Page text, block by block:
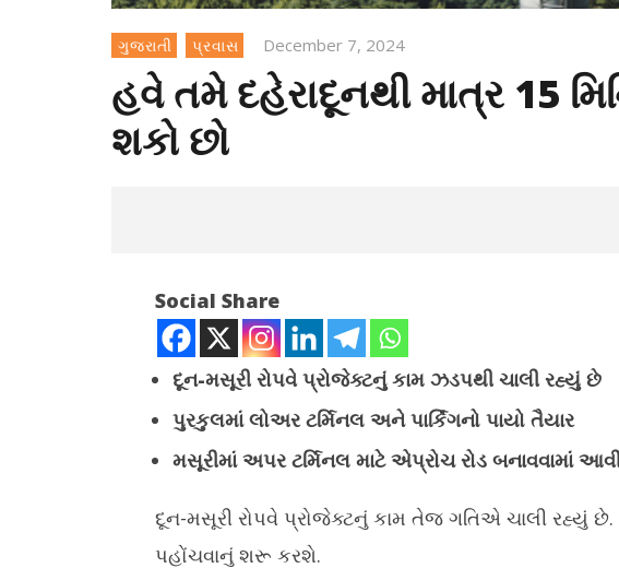
ગુજરાતી પ્રવાસ December 7, 2024
હવે તમે દહેરાદૂનથી માત્ર 15
શકો છો
મસૂરી પહોંચી શકો છો
December
7, 2024
હરિયાણાના સાંસદો સાથે સંવાદ કર્યો
Social Share
દૂન-મસૂરી રોપવે પ્રોજેક્ટનું કામ ઝડપથી ચાલી રહ્યું છે
પુરકુલમાં લોઅર ટર્મિનલ અને પાર્કિંગનો પાયો તૈયાર
મસૂરીમાં અપર ટર્મિનલ માટે એપ્રોચ રોડ બનાવવામાં
દૂન-મસૂરી રોપવે પ્રોજેક્ટનું કામ તેજ ગતિએ ચાલી રહ્યું છે.
પહોંચવાનું શરૂ કરશે.